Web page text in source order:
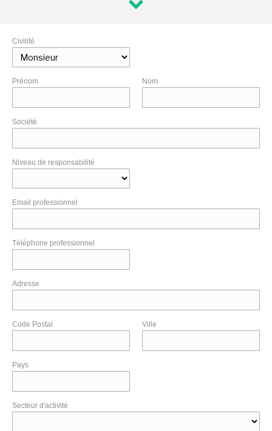
Civilité
Prénom Nom
Société
Niveau de responsabilité
Email professionnel
Téléphone professionnel
Adresse
Code Postal Ville
Pays
Secteur d'activité